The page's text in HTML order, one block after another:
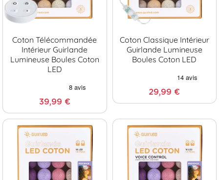
Coton Télécommandée
Intérieur Guirlande
Lumineuse Boules Coton
LED
39,99 €
Coton Classique Intérieur
Guirlande Lumineuse
Boules Coton LED
29,99 €